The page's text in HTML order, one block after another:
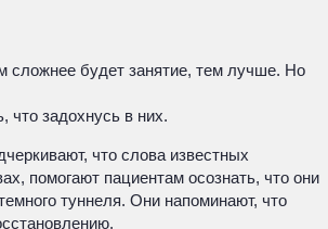
сложнее будет занятие, тем лучше. Но
что задохнусь в них.
что слова известных
помогают пациентам осознать, что они
туннеля. Они напоминают, что